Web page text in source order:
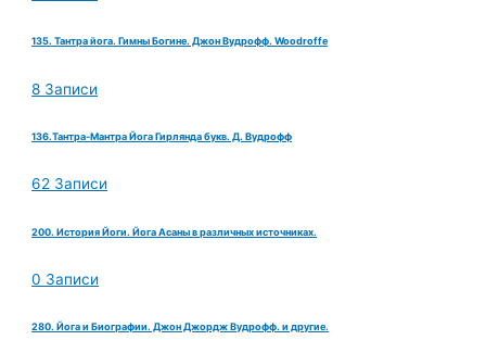
135. Тантра йога. Гимны Богине. Джон Вудрофф. Woodroffe
8 Записи
136.Тантра-Мантра Йога Гирлянда букв. Д. Вудрофф
62 Записи
200. История Йоги. Йога Асаны в различных источниках.
0 Записи
280. Йога и Биографии. Джон Джордж Вудрофф. и другие.